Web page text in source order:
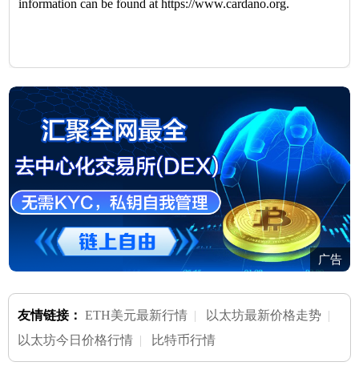
information can be found at https://www.cardano.org.
广告
友情链接： ETH美元最新行情 | 以太坊最新价格走势 |
以太坊今日价格行情 | 比特币行情